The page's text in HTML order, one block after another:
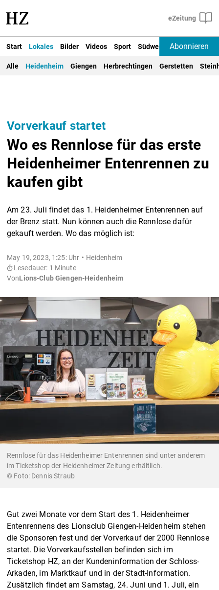
Start Lokales Bilder Videos Sport Südwest Deutschland
Abonnieren
Alle Heidenheim Giengen Herbrechtingen Gerstetten
Vorverkauf startet
Wo es Rennlose für das erste
Heidenheimer Entenrennen zu
kaufen gibt
Am 23. Juli findet das 1. Heidenheimer Entenrennen auf
der Brenz statt. Nun können auch die Rennlose dafür
gekauft werden. Wo das möglich ist:
May 19, 2023, 1:25: Uhr
Heidenheim
Lesedauer: 1 Minute
VonLions-Club Giengen-Heidenheim
Rennlose für das Heidenheimer Entenrennen sind unter anderem
im Ticketshop der Heidenheimer Zeitung erhältlich.
© Foto: Dennis Straub
Gut zwei Monate vor dem Start des 1. Heidenheimer
Entenrennens des Lionsclub Giengen-Heidenheim stehen
die Sponsoren fest und der Vorverkauf der 2000 Rennlose
startet. Die Vorverkaufsstellen befinden sich im
Ticketshop HZ, an der Kundeninformation der Schloss-
Arkaden, im Marktkauf und in der Stadt-Information.
Zusätzlich findet am Samstag, 24. Juni und 1. Juli, ein